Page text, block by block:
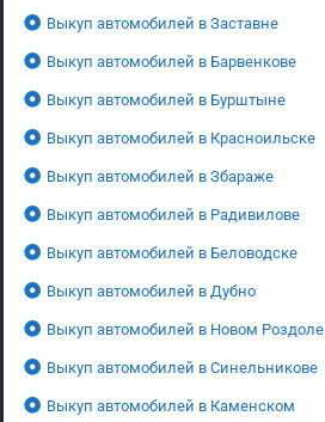
Выкуп автомобилей в Заставне
Выкуп автомобилей в Барвенкове
Выкуп автомобилей в Бурштыне
Выкуп автомобилей в Красноильске
Выкуп автомобилей в Збараже
Выкуп автомобилей в Радивилове
Выкуп автомобилей в Беловодске
Выкуп автомобилей в Дубно
Выкуп автомобилей в Новом Роздоле
Выкуп автомобилей в Синельникове
Выкуп автомобилей в Каменском